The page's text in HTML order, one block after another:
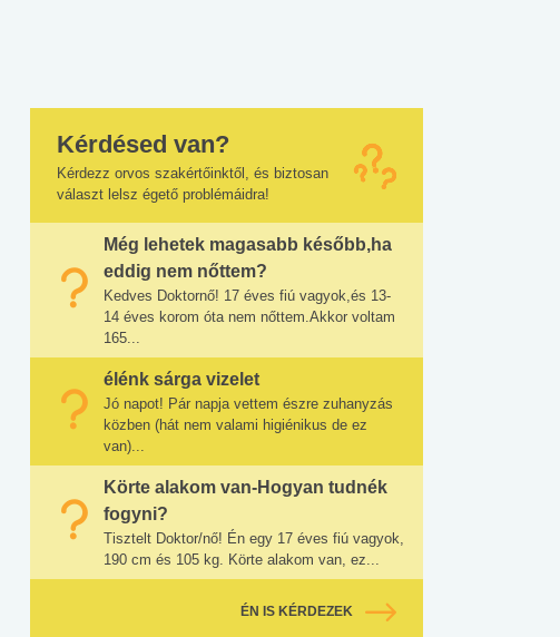
Kérdésed van?
Kérdezz orvos szakértőinktől, és biztosan
választ lelsz égető problémáidra!
Még lehetek magasabb később,ha
eddig nem nőttem?
Kedves Doktornő! 17 éves fiú vagyok,és 13-
14 éves korom óta nem nőttem.Akkor voltam
165...
élénk sárga vizelet
Jó napot! Pár napja vettem észre zuhanyzás
közben (hát nem valami higiénikus de ez
van)...
Körte alakom van-Hogyan tudnék
fogyni?
Tisztelt Doktor/nő! Én egy 17 éves fiú vagyok,
190 cm és 105 kg. Körte alakom van, ez...
ÉN IS KÉRDEZEK